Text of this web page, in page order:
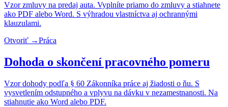
Vzor zmluvy na predaj auta. Vyplníte priamo do zmluvy a stiahnete
ako PDF alebo Word. S výhradou vlastníctva aj ochrannými
klauzulami.
Otvoriť →Práca
Dohoda o skončení pracovného pomeru
Vzor dohody podľa § 60 Zákonníka práce aj žiadosti o ňu. S
vysvetlením odstupného a vplyvu na dávku v nezamestnanosti. Na
stiahnutie ako Word alebo PDF.